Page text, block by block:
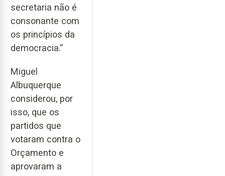
secretaria não é
consonante com
os princípios da
democracia.”
Miguel
Albuquerque
considerou, por
isso, que os
partidos que
votaram contra o
Orçamento e
aprovaram a